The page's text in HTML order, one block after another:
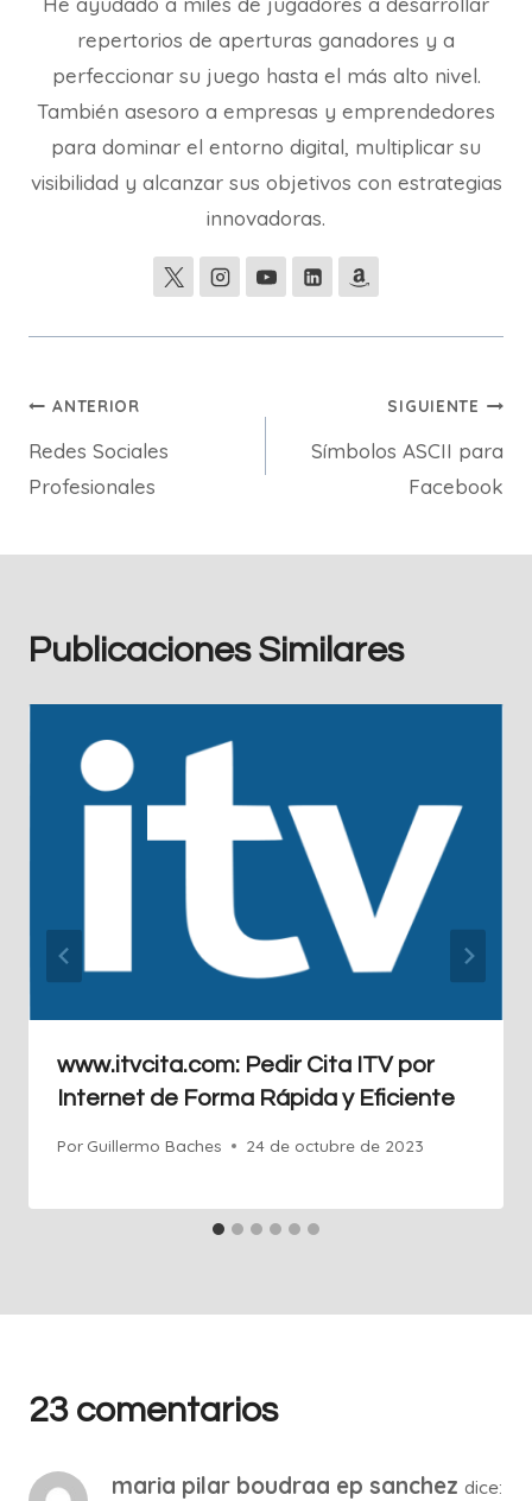
repertorios de aperturas ganadores y a
perfeccionar su juego hasta el más alto nivel.
También asesoro a empresas y emprendedores
para dominar el entorno digital, multiplicar su
visibilidad y alcanzar sus objetivos con estrategias
innovadoras.
Navegación
de
ANTERIOR
Redes Sociales
Profesionales
SIGUIENTE
Símbolos ASCII para
Facebook
Publicaciones Similares
www.itvcita.com: Pedir Cita ITV por
Internet de Forma Rápida y Eficiente
Por Guillermo Baches 24 de octubre de 2023
23 comentarios
maria pilar boudraa ep sanchez dice: